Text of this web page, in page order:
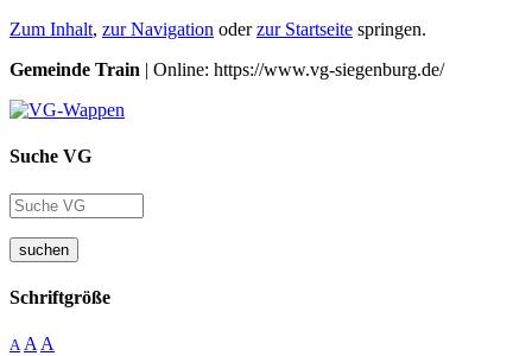
Zum Inhalt, zur Navigation oderzur Startseite springen.
Gemeinde Train | Online: https://www.vg-siegenburg.de/
Suche VG
suchen
Schriftgröße
A A A